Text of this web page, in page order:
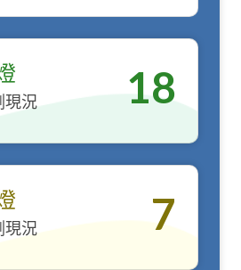
現況 18
現況 7